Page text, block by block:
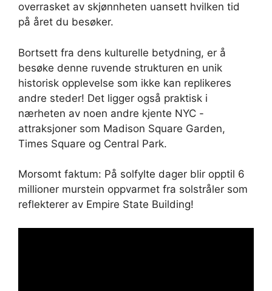
overrasket av skjønnheten uansett hvilken tid
på året du besøker.
Bortsett fra dens kulturelle betydning, er å
besøke denne ruvende strukturen en unik
historisk opplevelse som ikke kan replikeres
andre steder! Det ligger også praktisk i
nærheten av noen andre kjente NYC -
attraksjoner som Madison Square Garden,
Times Square og Central Park.
Morsomt faktum: På solfylte dager blir opptil 6
millioner murstein oppvarmet fra solstråler som
reflekterer av Empire State Building!